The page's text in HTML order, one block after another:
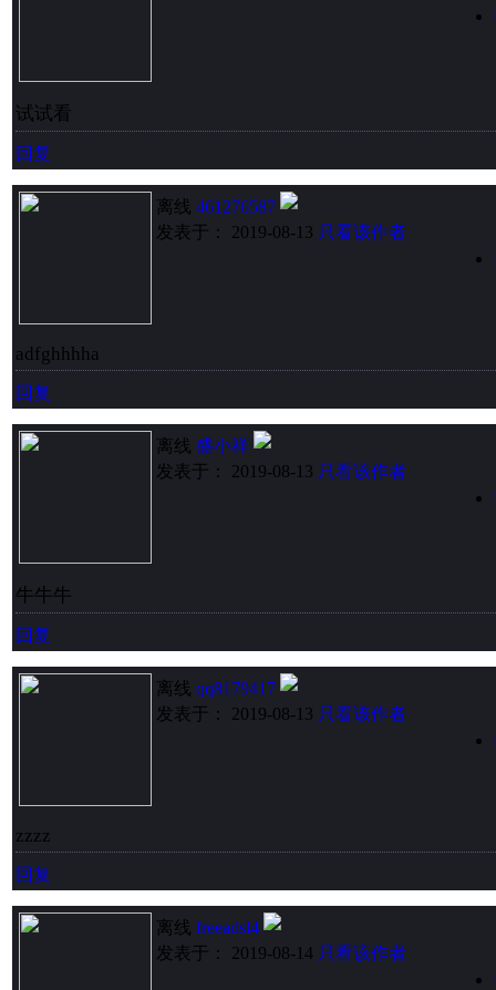
试试看
回复
离线 461276587
发表于： 2019-08-13 只看该作者
adfghhhha
回复
离线 盛小祥
发表于： 2019-08-13 只看该作者
牛牛牛
回复
离线 qq8179417
发表于： 2019-08-13 只看该作者
zzzz
回复
离线 freeadsl4
发表于： 2019-08-14 只看该作者